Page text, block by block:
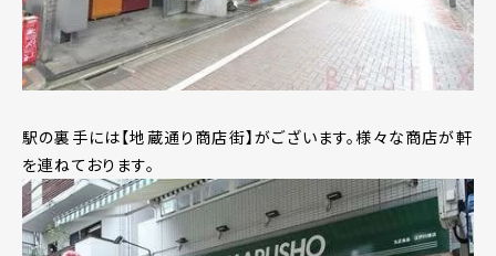
駅の裏手には【地蔵通り商店街】がございます。様々な商店が軒
を連ねております。